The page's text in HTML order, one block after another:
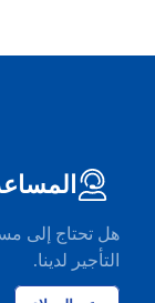
هل تحتاج إلى
التأجير لدينا.